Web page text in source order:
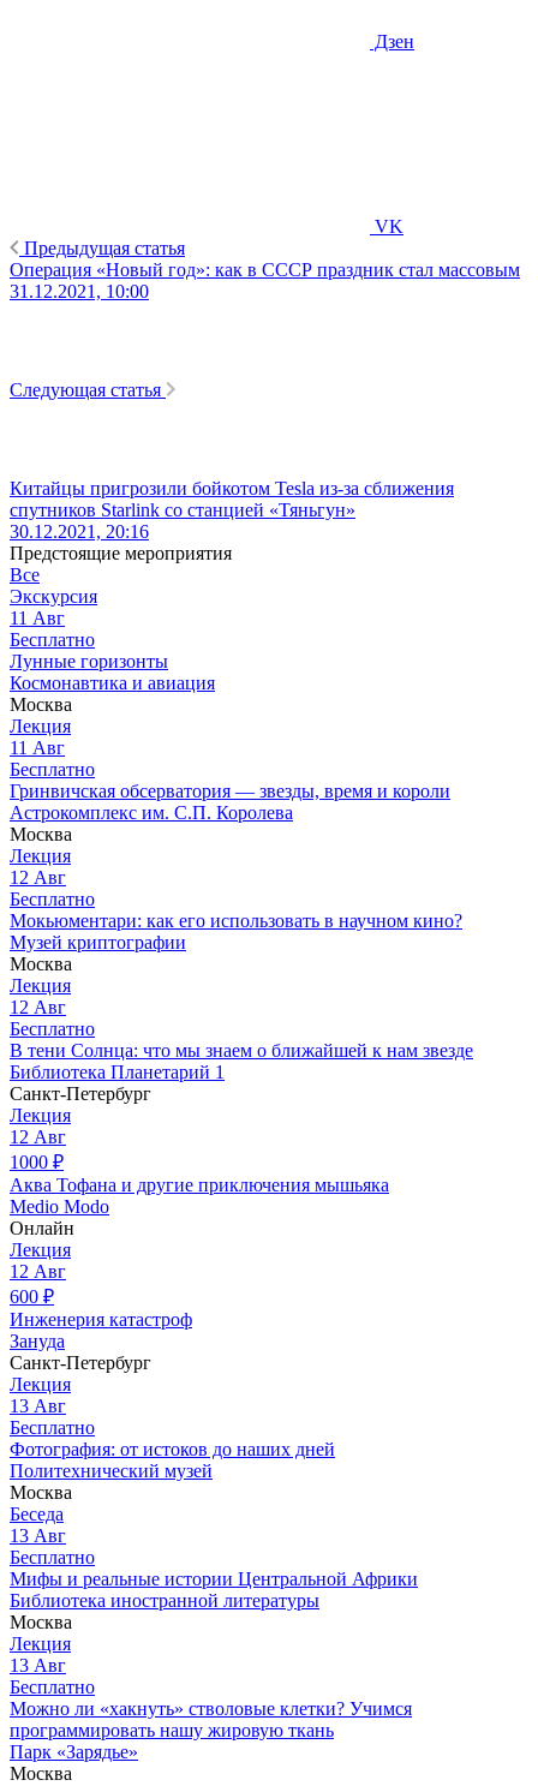
Дзен
VK
Предыдущая статья
Операция «Новый год»: как в СССР праздник стал массовым
31.12.2021, 10:00
Следующая статья
Китайцы пригрозили бойкотом Tesla из-за сближения
спутников Starlink со станцией «Тяньгун»
30.12.2021, 20:16
Предстоящие мероприятия
Все
Экскурсия
11 Авг
Бесплатно
Лунные горизонты
Космонавтика и авиация
Москва
Лекция
11 Авг
Бесплатно
Гринвичская обсерватория — звезды, время и короли
Астрокомплекс им. С.П. Королева
Москва
Лекция
12 Авг
Бесплатно
Мокьюментари: как его использовать в научном кино?
Музей криптографии
Москва
Лекция
12 Авг
Бесплатно
В тени Солнца: что мы знаем о ближайшей к нам звезде
Библиотека Планетарий 1
Санкт-Петербург
Лекция
12 Авг
1000 ₽
Аква Тофана и другие приключения мышьяка
Medio Modo
Онлайн
Лекция
12 Авг
600 ₽
Инженерия катастроф
Зануда
Санкт-Петербург
Лекция
13 Авг
Бесплатно
Фотография: от истоков до наших дней
Политехнический музей
Москва
Беседа
13 Авг
Бесплатно
Мифы и реальные истории Центральной Африки
Библиотека иностранной литературы
Москва
Лекция
13 Авг
Бесплатно
Можно ли «хакнуть» стволовые клетки? Учимся
программировать нашу жировую ткань
Парк «Зарядье»
Москва